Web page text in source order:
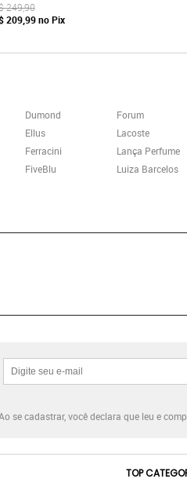
249,90
209,99no Pix
Dumond
Ellus
Ferracini
FiveBlu
Forum
Lacoste
Lança Perfume
Luiza Barcelos
se cadastrar, você declara que leu e
TOP